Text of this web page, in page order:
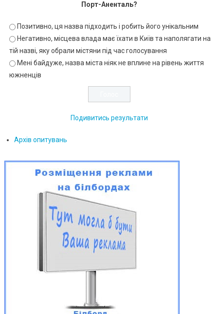
Порт-Аненталь?
Позитивно, ця назва підходить і робить його унікальним
Негативно, місцева влада має їхати в Київ та наполягати на
тій назві, яку обрали містяни під час голосування
Мені байдуже, назва міста ніяк не вплине на рівень життя
южненців
Подивитись результати
Архів опитувань